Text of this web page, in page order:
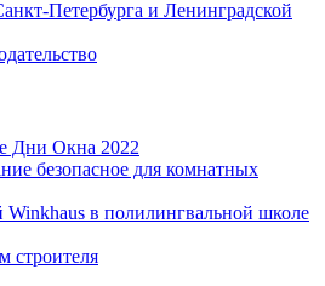
Петербурга и Ленинградской
Дни Окна 2022
безопасное для комнатных
в полилингвальной школе
строителя